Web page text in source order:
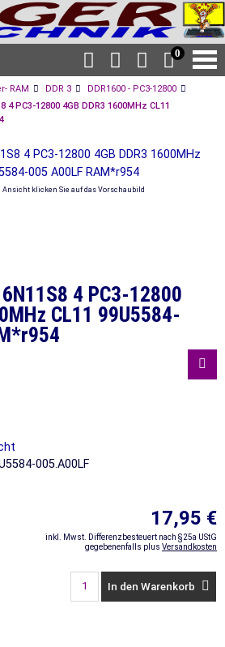
0
RAM DDR 3
DDR1600 - PC3-12800
4 PC3-12800 4GB DDR3 1600MHz CL11
Ansicht klicken Sie auf das Vorschaubild
4 PC3-12800
CL11 99U5584-
005.A00LF
17,95 €
inkl. Mwst. Differenzbesteuert nach §25a UStG
gegebenenfalls plus Versandkosten
In den Warenkorb